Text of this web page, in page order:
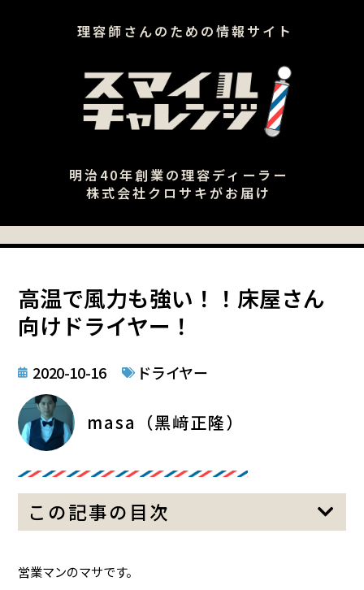
理容師さんのための情報サイト
明治40年創業の理容ディーラー
株式会社クロサキがお届け
高温で風力も強い！！床屋さん
向けドライヤー！
2020-10-16 ドライヤー
masa（黑﨑正隆）
この記事の目次
営業マンのマサです。